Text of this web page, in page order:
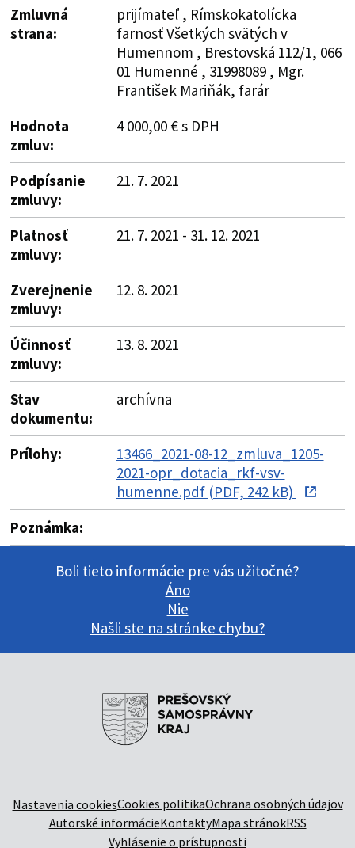
Zmluvná
strana:
prijímateľ , Rímskokatolícka
farnosť Všetkých svätých v
Humennom , Brestovská 112/1, 066
01 Humenné , 31998089 , Mgr.
František Mariňák, farár
Hodnota
zmluv:
4 000,00 € s DPH
Podpísanie
zmluvy:
21. 7. 2021
Platnosť
zmluvy:
21. 7. 2021 - 31. 12. 2021
Zverejnenie
zmluvy:
12. 8. 2021
Účinnosť
zmluvy:
13. 8. 2021
Stav
dokumentu:
archívna
Prílohy:
13466_2021-08-12_zmluva_1205-
2021-opr_dotacia_rkf-vsv-
humenne.pdf (PDF, 242 kB)
Poznámka:
Boli tieto informácie pre vás užitočné?
Áno
Nie
Našli ste na stránke chybu?
Nastavenia cookiesCookies politikaOchrana osobných údajov
Autorské informácieKontaktyMapa stránokRSS
Vyhlásenie o prístupnosti